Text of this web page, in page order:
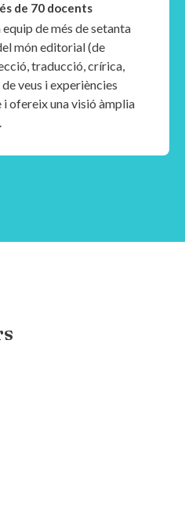
de 70 docents
equip de més de setanta
món editorial (de
traducció, crírica,
veus i experiències
i ofereix una visió àmplia